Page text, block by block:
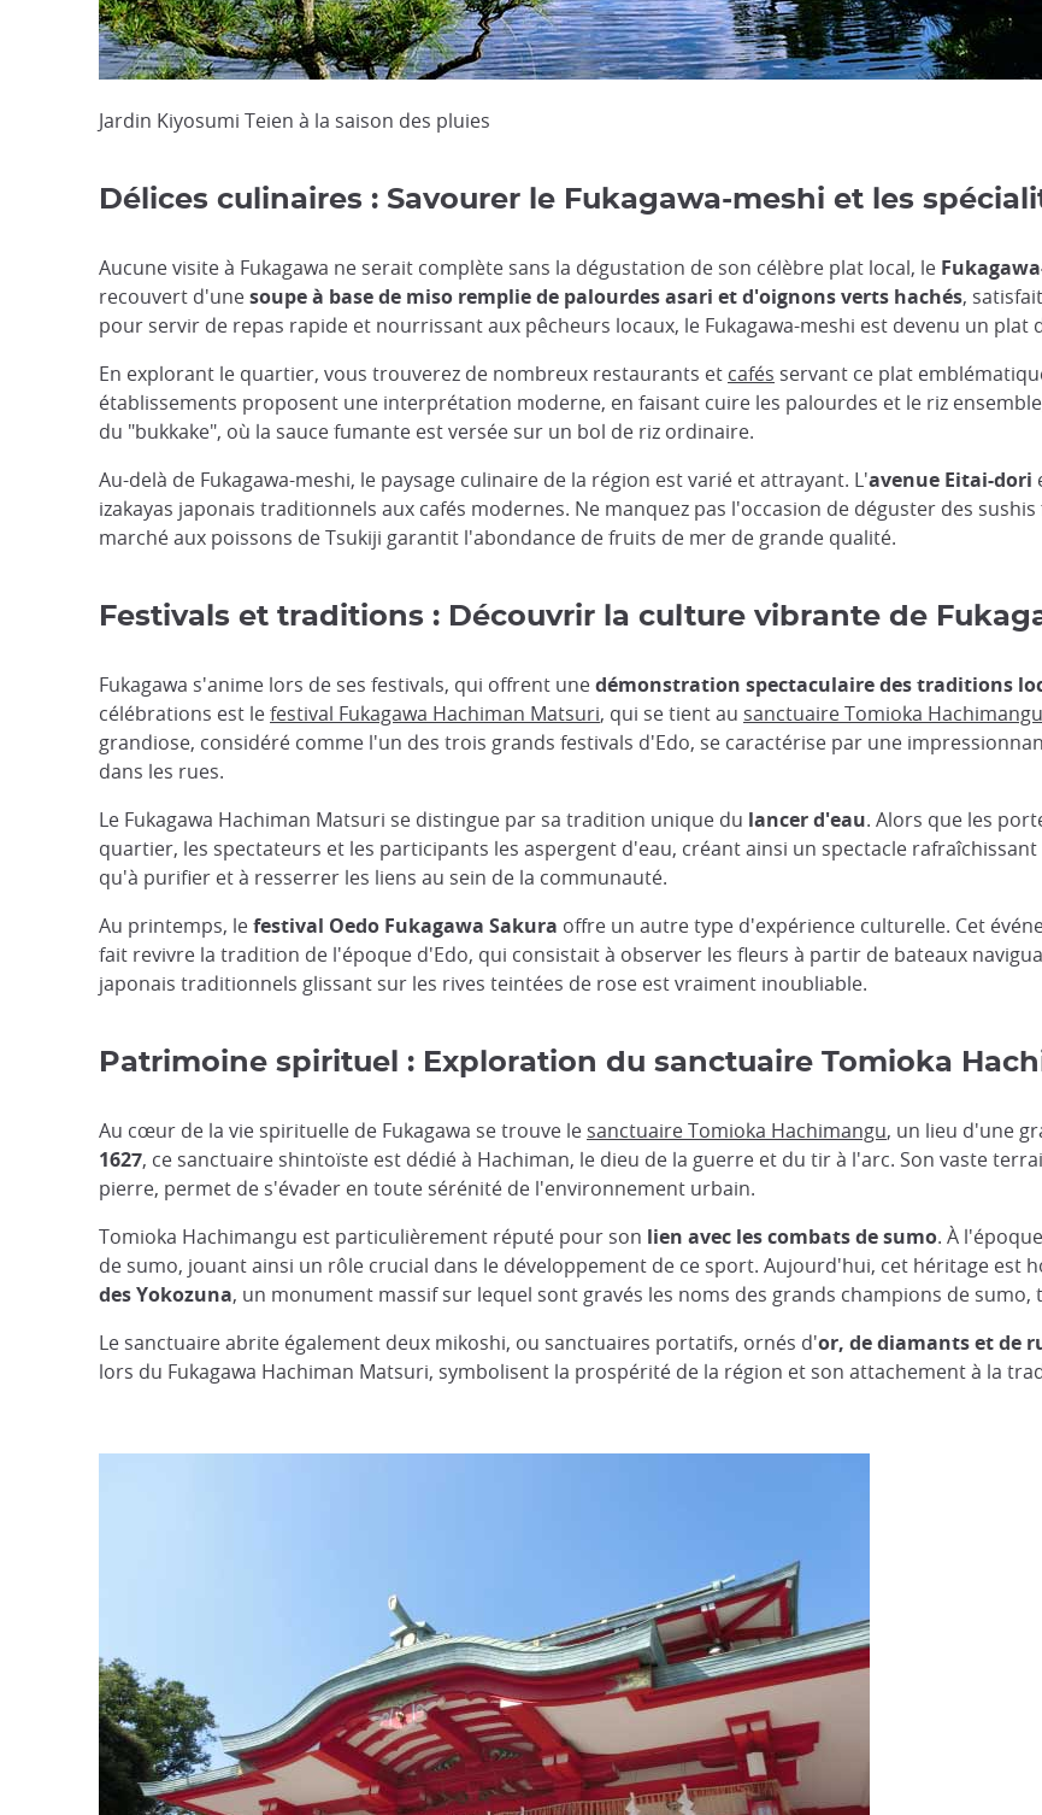
Jardin Kiyosumi Teien à la saison des pluies
Délices culinaires : Savourer le Fukagawa-meshi et les
Aucune visite à Fukagawa ne serait complète sans la dégustation de son célèbre plat local, le
recouvert d'unesoupe à base de miso remplie de palourdes asari et d'oignons verts hachés,
pour servir de repas rapide et nourrissant aux pêcheurs locaux, le Fukagawa-meshi est devenu un plat
En explorant le quartier, vous trouverez de nombreux restaurants et cafés servant ce plat
établissements proposent une interprétation moderne, en faisant cuire les palourdes et le riz
du "bukkake", où la sauce fumante est versée sur un bol de riz ordinaire.
Au-delà de Fukagawa-meshi, le paysage culinaire de la région est varié et attrayant. L'avenue Eitai-dori
izakayas japonais traditionnels aux cafés modernes. Ne manquez pas l'occasion de déguster des
marché aux poissons de Tsukiji garantit l'abondance de fruits de mer de grande qualité.
Festivals et traditions : Découvrir la culture vibrante de
Fukagawa s'anime lors de ses festivals, qui offrent unedémonstration spectaculaire des traditions
célébrations est lefestival Fukagawa Hachiman Matsuri, qui se tient au sanctuaire Tomioka Hachimangu
grandiose, considéré comme l'un des trois grands festivals d'Edo, se caractérise par une
dans les rues.
Le Fukagawa Hachiman Matsuri se distingue par sa tradition unique du lancer d'eau. Alors que les
quartier, les spectateurs et les participants les aspergent d'eau, créant ainsi un spectacle
qu'à purifier et à resserrer les liens au sein de la communauté.
Au printemps, lefestival Oedo Fukagawa Sakura offre un autre type d'expérience culturelle. Cet
fait revivre la tradition de l'époque d'Edo, qui consistait à observer les fleurs à partir de bateaux
japonais traditionnels glissant sur les rives teintées de rose est vraiment inoubliable.
Patrimoine spirituel : Exploration du sanctuaire Tomioka
Au cœur de la vie spirituelle de Fukagawa se trouve le sanctuaire Tomioka Hachimangu, un lieu d'une
1627, ce sanctuaire shintoïste est dédié à Hachiman, le dieu de la guerre et du tir à l'arc. Son vaste
pierre, permet de s'évader en toute sérénité de l'environnement urbain.
Tomioka Hachimangu est particulièrement réputé pour son lien avec les combats de sumo. À
de sumo, jouant ainsi un rôle crucial dans le développement de ce sport. Aujourd'hui, cet héritage est
des Yokozuna, un monument massif sur lequel sont gravés les noms des grands champions de
Le sanctuaire abrite également deux mikoshi, ou sanctuaires portatifs, ornés d'or, de diamants et de
lors du Fukagawa Hachiman Matsuri, symbolisent la prospérité de la région et son attachement à la